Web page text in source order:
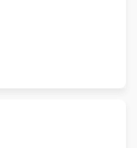
и
смещения